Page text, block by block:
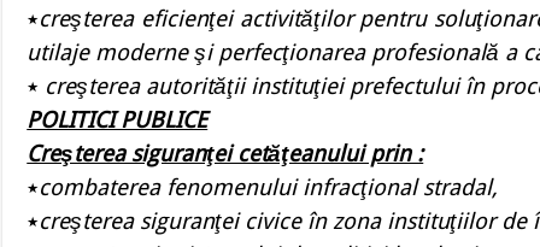
٭creşterea eficienţei activităţilor pentru
utilaje moderne şi perfecţionarea profesională a
٭ creşterea autorităţii instituţiei prefectului în
POLITICI PUBLICE
Creşterea siguranţei cetăţeanului prin :
٭combaterea fenomenului infracţional stradal,
٭creşterea siguranţei civice în zona instituţiilor